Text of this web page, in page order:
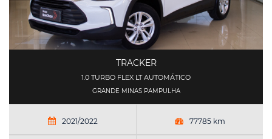
TRACKER
1.0 TURBO FLEX LT AUTOMÁTICO
GRANDE MINAS PAMPULHA
2021/2022 77785 km